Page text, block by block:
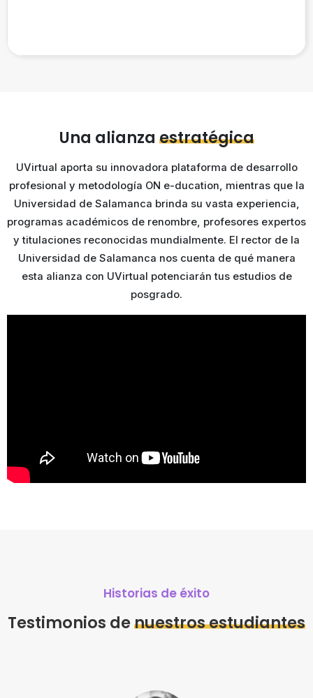
Una alianza estratégica
UVirtual aporta su innovadora plataforma de desarrollo
profesional y metodología ON e-ducation, mientras que la
Universidad de Salamanca brinda su vasta experiencia,
programas académicos de renombre, profesores expertos
y titulaciones reconocidas mundialmente. El rector de la
Universidad de Salamanca nos cuenta de qué manera
esta alianza con UVirtual potenciarán tus estudios de
posgrado.
Historias de éxito
Testimonios denuestros estudiantes